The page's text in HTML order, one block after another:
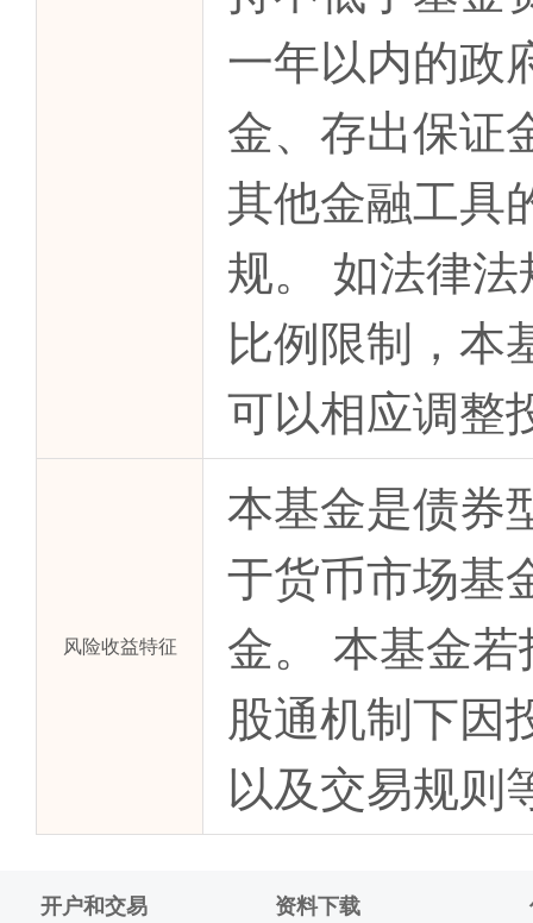
一年以内的政
金、存出保证
其他金融工具
规。 如法律
比例限制，本
可以相应调整
风险收益特征
本基金是债券
于货币市场基
金。 本基金
股通机制下因
以及交易规则
开户和交易 资料下载